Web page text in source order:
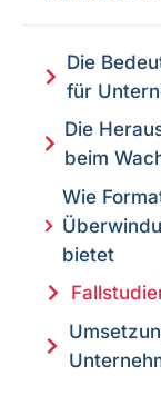
Die
für
Die
beim
Wie
bietet